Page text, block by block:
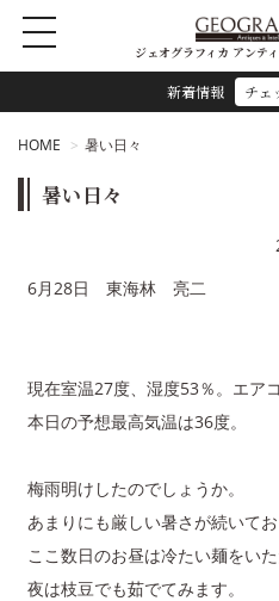
新着情報 チェ
ジェオグラフィカ アン
HOME 暑い日々
暑い日々
6月28日 東海林 亮二
現在室温27度、湿度53％。エア
本日の予想最高気温は36度。
梅雨明けしたのでしょうか。
あまりにも厳しい暑さが続いてお
ここ数日のお昼は冷たい麺をいた
夜は枝豆でも茹でてみます。